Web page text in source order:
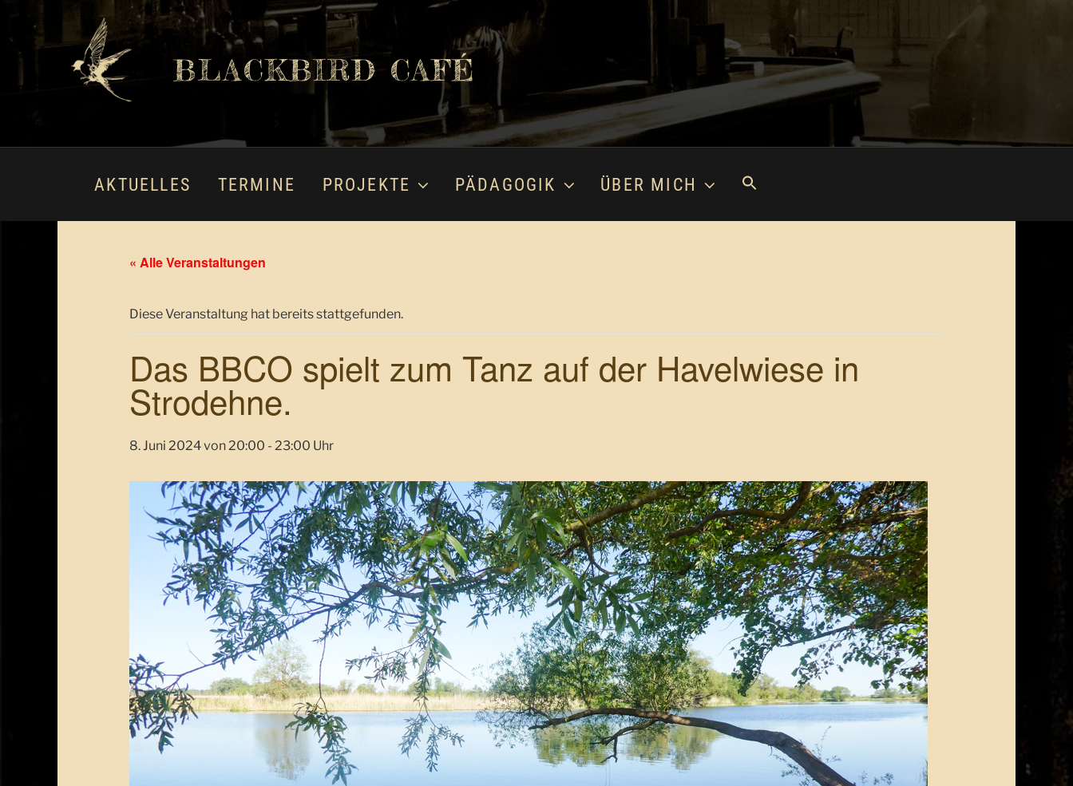
BLACKBIRD CAFÉ
AKTUELLES TERMINE PROJEKTE PÄDAGOGIK ÜBER MICH
« Alle Veranstaltungen
Diese Veranstaltung hat bereits stattgefunden.
Das BBCO spielt zum Tanz auf der Havelwiese in
Strodehne.
8. Juni 2024 von 20:00 - 23:00